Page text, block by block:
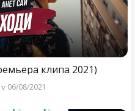
клипа 2021)
06/08/2021